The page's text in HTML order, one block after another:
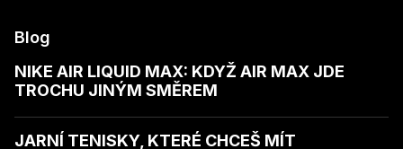
Blog
NIKE AIR LIQUID MAX: KDYŽ AIR MAX JDE
TROCHU JINÝM SMĚREM
JARNÍ TENISKY, KTERÉ CHCEŠ MÍT